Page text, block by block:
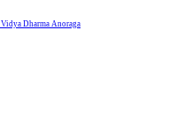
Vidya Dharma Anoraga